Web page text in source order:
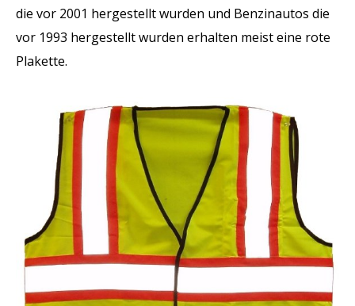
die vor 2001 hergestellt wurden und Benzinautos die
vor 1993 hergestellt wurden erhalten meist eine rote
Plakette.